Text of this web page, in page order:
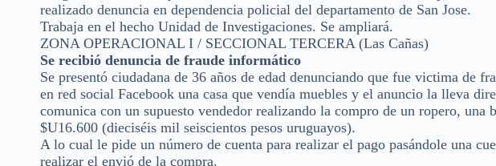
realizado denuncia en dependencia policial del departamento de San Jose.
Trabaja en el hecho Unidad de Investigaciones. Se ampliará.
ZONA OPERACIONAL I / SECCIONAL TERCERA (Las Cañas)
Se recibió denuncia de fraude informático
Se presentó ciudadana de 36 años de edad denunciando que fue victima de
en red social Facebook una casa que vendía muebles y el anuncio la lleva
comunica con un supuesto vendedor realizando la compro de un ropero, una
$U16.600 (dieciséis mil seiscientos pesos uruguayos).
A lo cual le pide un número de cuenta para realizar el pago pasándole una
realizar el envió de la compra.